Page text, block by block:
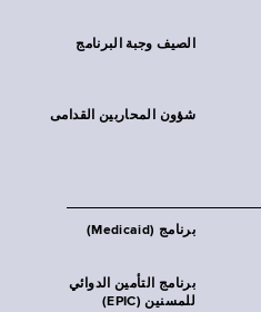
الصيف وجبة البرنامج
شؤون المحاربين القدامى
برنامج (Medicaid)
برنامج التأمين الدوائي
للمسنين (EPIC)